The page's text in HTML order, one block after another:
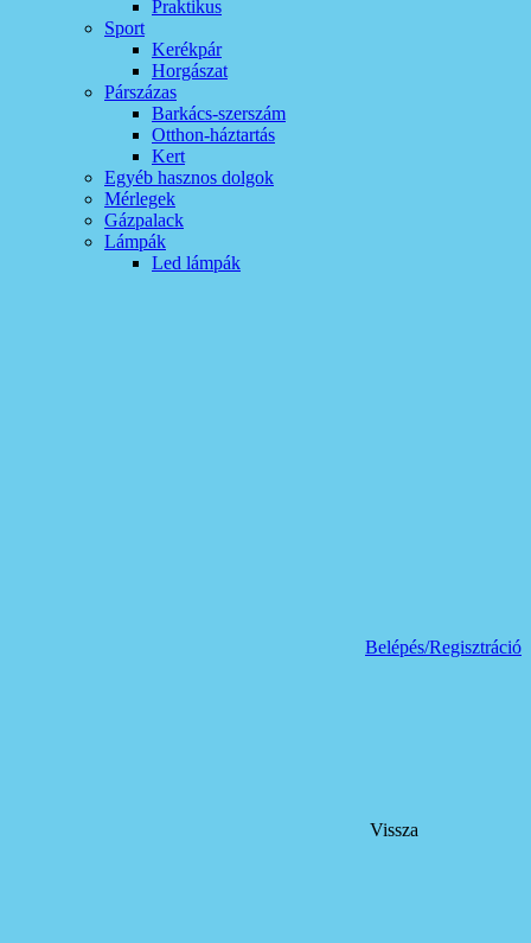
Praktikus
Sport
Kerékpár
Horgászat
Párszázas
Barkács-szerszám
Otthon-háztartás
Kert
Egyéb hasznos dolgok
Mérlegek
Gázpalack
Lámpák
Led lámpák
Belépés/Regisztráció
Vissza